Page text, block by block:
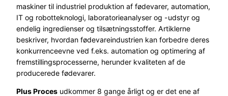
maskiner til industriel produktion af fødevarer, automation,
IT og robotteknologi, laboratorieanalyser og -udstyr og
endelig ingredienser og tilsætningsstoffer. Artiklerne
beskriver, hvordan fødevareindustrien kan forbedre deres
konkurrenceevne ved f.eks. automation og optimering af
fremstillingsprocesserne, herunder kvaliteten af de
producerede fødevarer.
Plus Proces udkommer 8 gange årligt og er det ene af